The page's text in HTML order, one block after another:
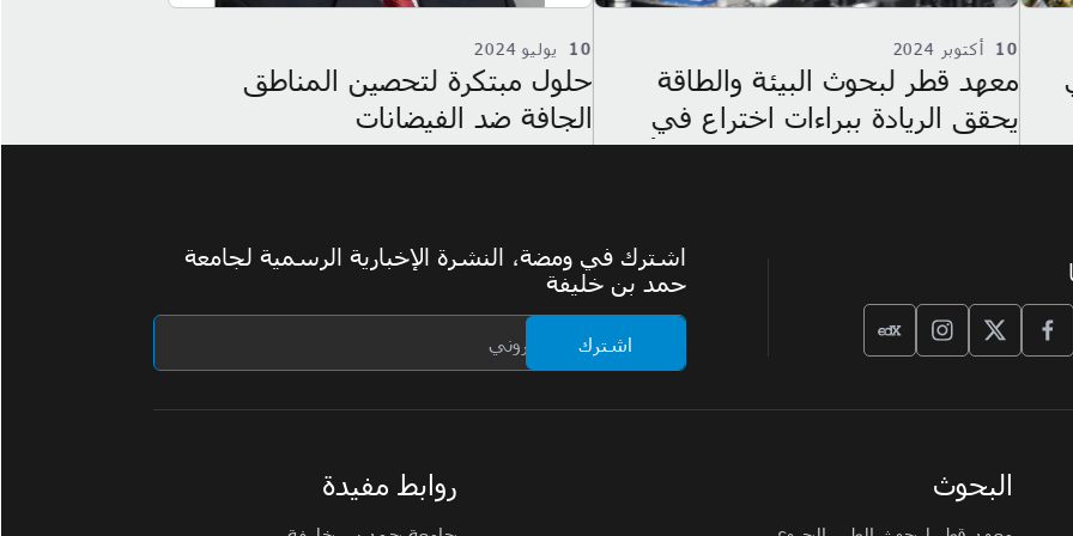
حلول مبتكرة لتحصين المناطق
الجافة ضد الفيضانات
10 يوليو 2024
Qatar’s Innovative Solutions for
Combating Desertification and
Enhancing Sustainability
10 يونيو 2024
للاحتفاظ
اشترك في ومضة، النشرة الإخبارية الرسمية لجامعة
حمد بن خليفة
البحوث روابط مفيدة